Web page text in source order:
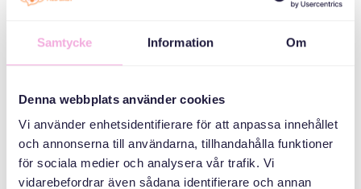
Samtycke Information Om
Denna webbplats använder cookies
Vi använder enhetsidentifierare för att anpassa innehållet
och annonserna till användarna, tillhandahålla funktioner
för sociala medier och analysera vår trafik. Vi
vidarebefordrar även sådana identifierare och annan
yngsta barn. Under tiden hon är hemma med sitt barn har
hon inte rätt till föräldrapenning. Kvinnan bor tillsammans med
Migrationsverket. Lägenheten har ett sovrum och
barnen, varav den ena studerar på gymnasiet. Den som har
möjlighet kommer att försöka hitta andra inkomstkällor i stället
för dagersättningen, men den som lyckas hitta ett jobb står